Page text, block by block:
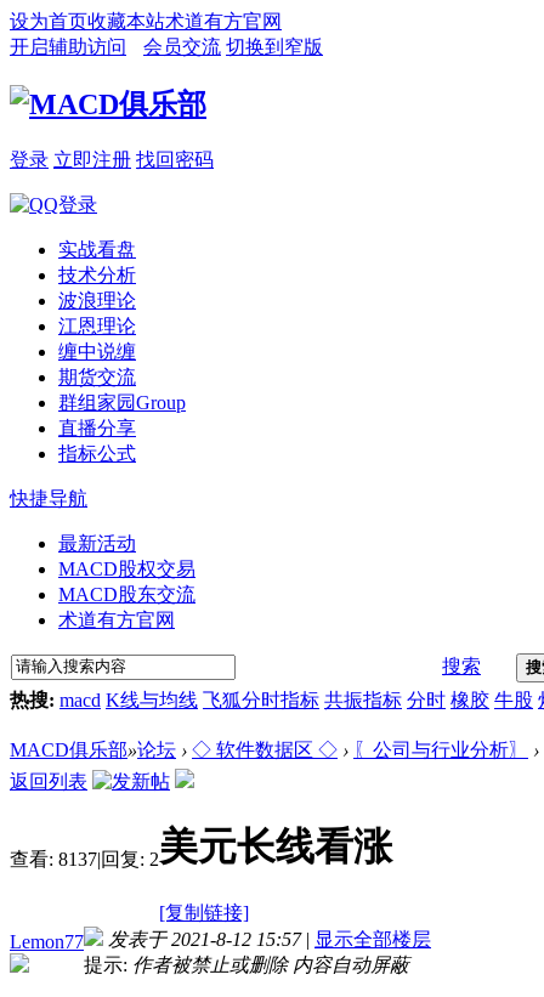
设为首页收藏本站术道有方官网
开启辅助访问
会员交流 切换到窄版
登录 立即注册 找回密码
实战看盘
技术分析
波浪理论
江恩理论
缠中说缠
期货交流
群组家园Group
直播分享
指标公式
快捷导航
最新活动
MACD股权交易
MACD股东交流
术道有方官网
搜索
热搜: macd K线与均线 飞狐分时指标 共振指标 分时 橡胶 牛股
MACD俱乐部»论坛 › ◇ 软件数据区 ◇ › 〖公司与行业分析〗
›
返回列表
查看: 8137|回复: 2美元长线看涨
[复制链接]
Lemon77
发表于 2021-8-12 15:57 | 显示全部楼层
提示: 作者被禁止或删除 内容自动屏蔽